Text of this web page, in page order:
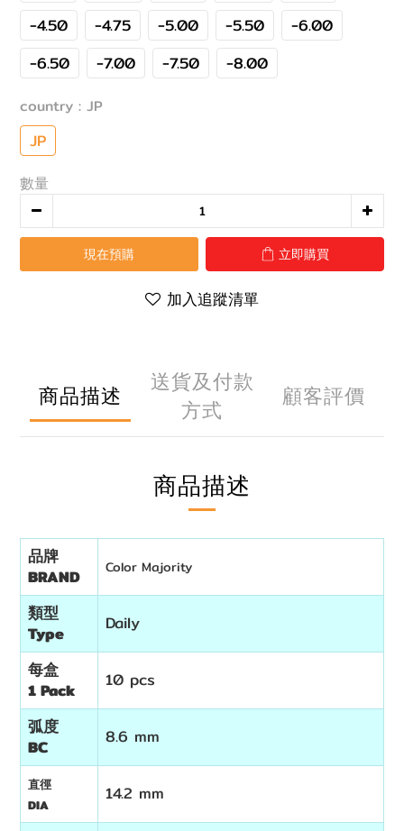
-4.50
-4.75 -5.00 -5.50
-6.00
-6.50
-7.00 -7.50 -8.00
country : JP
JP
數量
現在預購 立即購買
加入追蹤清單
商品描述
送貨及付款
方式
顧客評價
商品描述
品牌
BRAND
Color Majority
類型
Type
Daily
每盒
1 Pack
10 pcs
弧度
BC
8.6 mm
直徑
DIA
14.2 mm